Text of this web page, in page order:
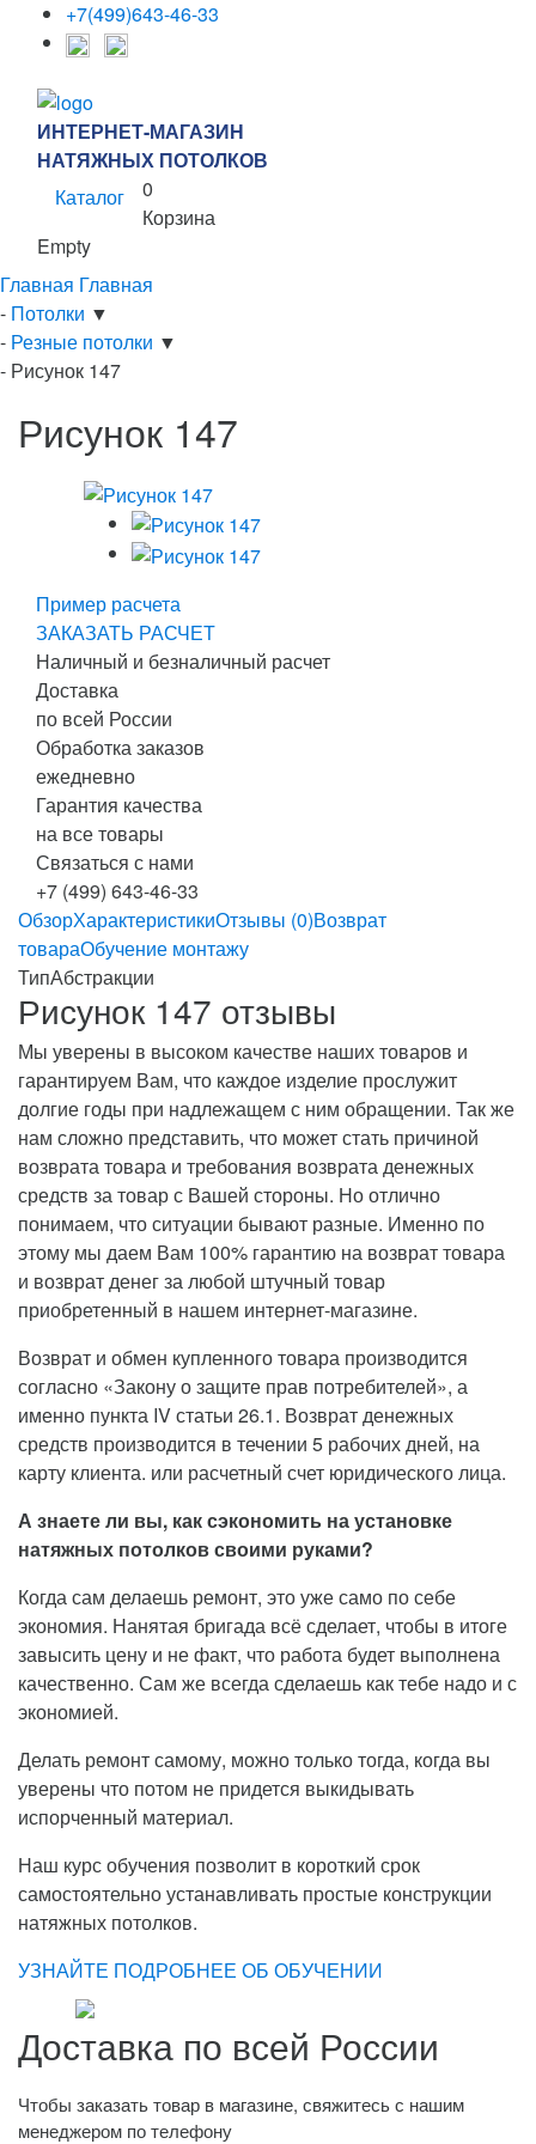
+7(499)643-46-33
ИНТЕРНЕТ-МАГАЗИН
НАТЯЖНЫХ ПОТОЛКОВ
Каталог
0
Корзина
Empty
Главная Главная
- Потолки ▼
- Резные потолки ▼
- Рисунок 147
Рисунок 147
Пример расчета
ЗАКАЗАТЬ РАСЧЕТ
Наличный и безналичный расчет
Доставка
по всей России
Обработка заказов
ежедневно
Гарантия качества
на все товары
Связаться с нами
+7 (499) 643-46-33
ОбзорХарактеристикиОтзывы (0)Возврат
товараОбучение монтажу
ТипАбстракции
Рисунок 147 отзывы
Мы уверены в высоком качестве наших товаров и
гарантируем Вам, что каждое изделие прослужит
долгие годы при надлежащем с ним обращении. Так же
нам сложно представить, что может стать причиной
возврата товара и требования возврата денежных
средств за товар с Вашей стороны. Но отлично
понимаем, что ситуации бывают разные. Именно по
этому мы даем Вам 100% гарантию на возврат товара
и возврат денег за любой штучный товар
приобретенный в нашем интернет-магазине.
Возврат и обмен купленного товара производится
согласно «Закону о защите прав потребителей», а
именно пункта IV статьи 26.1. Возврат денежных
средств производится в течении 5 рабочих дней, на
карту клиента. или расчетный счет юридического лица.
А знаете ли вы, как сэкономить на установке
натяжных потолков своими руками?
Когда сам делаешь ремонт, это уже само по себе
экономия. Нанятая бригада всё сделает, чтобы в итоге
завысить цену и не факт, что работа будет выполнена
качественно. Сам же всегда сделаешь как тебе надо и с
экономией.
Делать ремонт самому, можно только тогда, когда вы
уверены что потом не придется выкидывать
испорченный материал.
Наш курс обучения позволит в короткий срок
самостоятельно устанавливать простые конструкции
натяжных потолков.
УЗНАЙТЕ ПОДРОБНЕЕ ОБ ОБУЧЕНИИ
Доставка по всей России
Чтобы заказать товар в магазине, свяжитесь с нашим
менеджером по телефону